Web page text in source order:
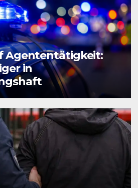
Agententätigkeit:
in